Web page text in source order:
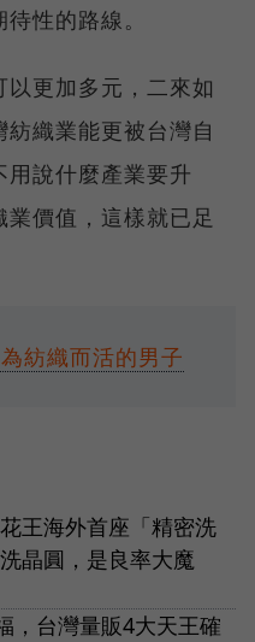
性的路線。
更加多元，二來如
織業能更被台灣自
說什麼產業要升
價值，這樣就已足
紡織而活的男子
王海外首座「精密洗
晶圓，是良率大魔
，台灣量販4大天王確